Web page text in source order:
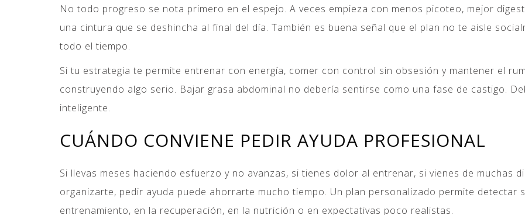
No todo progreso se nota primero en el espejo. A veces empieza con menos picoteo, mejor
una cintura que se deshincha al final del día. También es buena señal que el plan no te aisle
todo el tiempo.
Si tu estrategia te permite entrenar con energía, comer con control sin obsesión y mantener el
construyendo algo serio. Bajar grasa abdominal no debería sentirse como una fase de castigo.
inteligente.
CUÁNDO CONVIENE PEDIR AYUDA PROFESIONAL
Si llevas meses haciendo esfuerzo y no avanzas, si tienes dolor al entrenar, si vienes de muchas
organizarte, pedir ayuda puede ahorrarte mucho tiempo. Un plan personalizado permite detectar
entrenamiento, en la recuperación, en la nutrición o en expectativas poco realistas.